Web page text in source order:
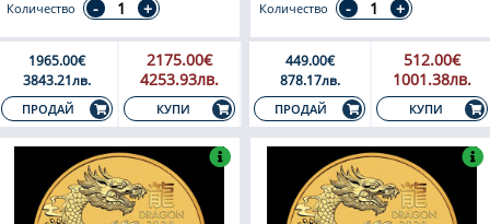
Количество
1965.00€
3843.21лв.
ПРОДАЙ
2175.00€
4253.93лв.
КУПИ
Количество
449.00€
878.17лв.
ПРОДАЙ
512.00€
1001.38лв.
КУПИ